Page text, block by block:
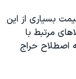
بسیاری از این
مرتبط با
اصطلاح حراج